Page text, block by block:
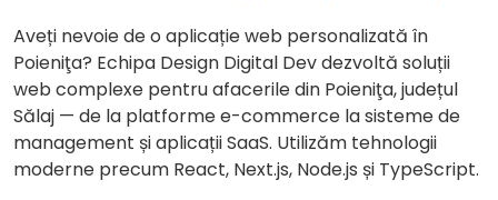
Aveți nevoie de o aplicație web personalizată în
Poieniţa? Echipa Design Digital Dev dezvoltă soluții
web complexe pentru afacerile din Poieniţa, județul
Sălaj — de la platforme e-commerce la sisteme de
management și aplicații SaaS. Utilizăm tehnologii
moderne precum React, Next.js, Node.js și TypeScript.